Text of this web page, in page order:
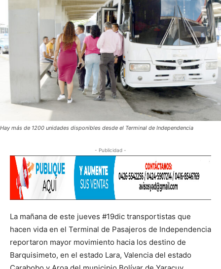
Hay más de 1200 unidades disponibles desde el Terminal de Independencia
- Publicidad -
La mañana de este jueves #19dic transportistas que
hacen vida en el Terminal de Pasajeros de Independencia
reportaron mayor movimiento hacia los destino de
Barquisimeto, en el estado Lara, Valencia del estado